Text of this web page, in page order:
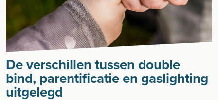
De verschillen tussen double
bind, parentificatie en gaslighting
uitgelegd